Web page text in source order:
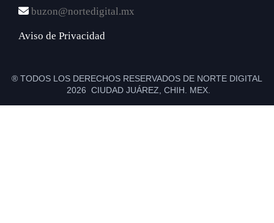
buzon@nortedigital.mx
Aviso de Privacidad
® TODOS LOS DERECHOS RESERVADOS DE NORTE DIGITAL
2026 CIUDAD JUÁREZ, CHIH. MEX.